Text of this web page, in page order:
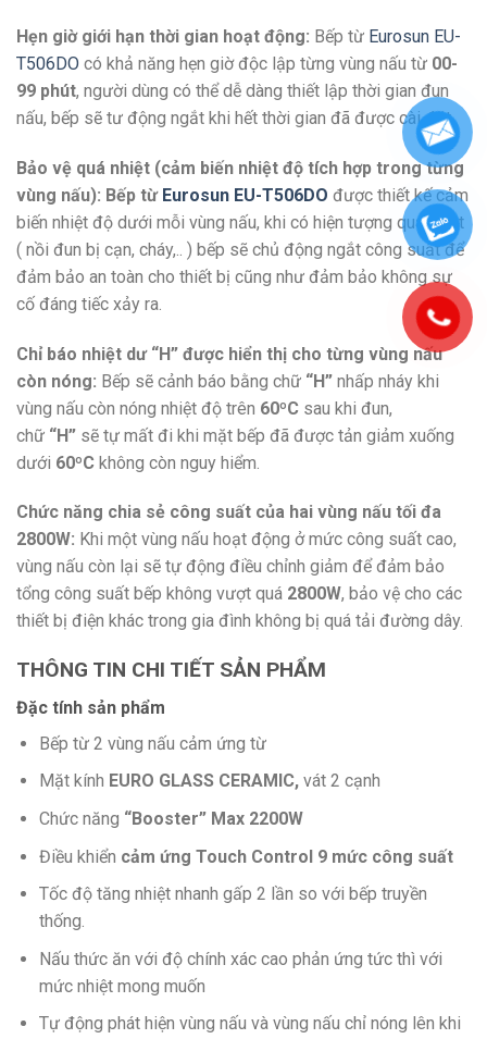
Hẹn giờ giới hạn thời gian hoạt động: Bếp từ Eurosun EU-
T506DO có khả năng hẹn giờ độc lập từng vùng nấu từ 00-
99 phút, người dùng có thể dễ dàng thiết lập thời gian đun
nấu, bếp sẽ tư động ngắt khi hết thời gian đã được cài đặt
Bảo vệ quá nhiệt (cảm biến nhiệt độ tích hợp trong từng
vùng nấu): Bếp từ Eurosun EU-T506DO được thiết kế cảm
biến nhiệt độ dưới mỗi vùng nấu, khi có hiện tượng quá nhiệt
( nồi đun bị cạn, cháy,.. ) bếp sẽ chủ động ngắt công suất để
đảm bảo an toàn cho thiết bị cũng như đảm bảo không sự
cố đáng tiếc xảy ra.
Chỉ báo nhiệt dư “H” được hiển thị cho từng vùng nấu
còn nóng: Bếp sẽ cảnh báo bằng chữ “H” nhấp nháy khi
vùng nấu còn nóng nhiệt độ trên 60ºC sau khi đun,
chữ “H” sẽ tự mất đi khi mặt bếp đã được tản giảm xuống
dưới 60ºC không còn nguy hiểm.
Chức năng chia sẻ công suất của hai vùng nấu tối đa
2800W: Khi một vùng nấu hoạt động ở mức công suất cao,
vùng nấu còn lại sẽ tự động điều chỉnh giảm để đảm bảo
tổng công suất bếp không vượt quá 2800W, bảo vệ cho các
thiết bị điện khác trong gia đình không bị quá tải đường dây.
THÔNG TIN CHI TIẾT SẢN PHẨM
Đặc tính sản phẩm
Bếp từ 2 vùng nấu cảm ứng từ
Mặt kính EURO GLASS CERAMIC, vát 2 cạnh
Chức năng “Booster” Max 2200W
Điều khiển cảm ứng Touch Control 9 mức công suất
Tốc độ tăng nhiệt nhanh gấp 2 lần so với bếp truyền
thống.
Nấu thức ăn với độ chính xác cao phản ứng tức thì với
mức nhiệt mong muốn
Tự động phát hiện vùng nấu và vùng nấu chỉ nóng lên khi